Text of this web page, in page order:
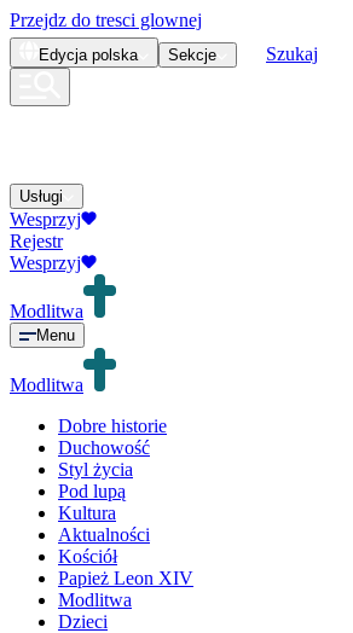
Przejdz do tresci glownej
Edycja polska Sekcje Szukaj
Usługi
Wesprzyj
Rejestr
Wesprzyj
Modlitwa
Menu
Modlitwa
Dobre historie
Duchowość
Styl życia
Pod lupą
Kultura
Aktualności
Kościół
Papież Leon XIV
Modlitwa
Dzieci